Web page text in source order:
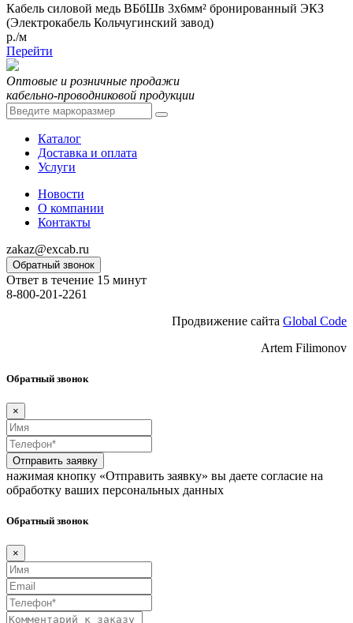
Кабель силовой медь ВБбШв 3x6мм² бронированный ЭКЗ
(Электрокабель Кольчугинский завод)
р./м
Перейти
Оптовые и розничные продажи
кабельно-проводниковой продукции
Каталог
Доставка и оплата
Услуги
Новости
О компании
Контакты
zakaz@excab.ru
Обратный звонок
Ответ в течение 15 минут
8-800-201-2261
Продвижение сайта Global Code
Artem Filimonov
Обратный звонок
×
Отправить заявку
нажимая кнопку «Отправить заявку» вы даете согласие на
обработку ваших персональных данных
Обратный звонок
×